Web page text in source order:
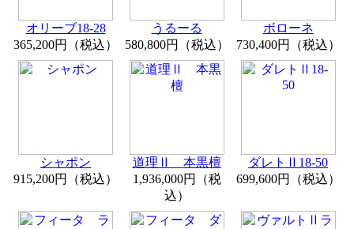
オリーブ18-28
365,200円（税込）
うるーる
580,800円（税込）
ボローネ
730,400円（税込）
シャポン
915,200円（税込）
道理Ⅱ 本黒檀
1,936,000円（税
込）
ダレトⅡ18-50
699,600円（税込）